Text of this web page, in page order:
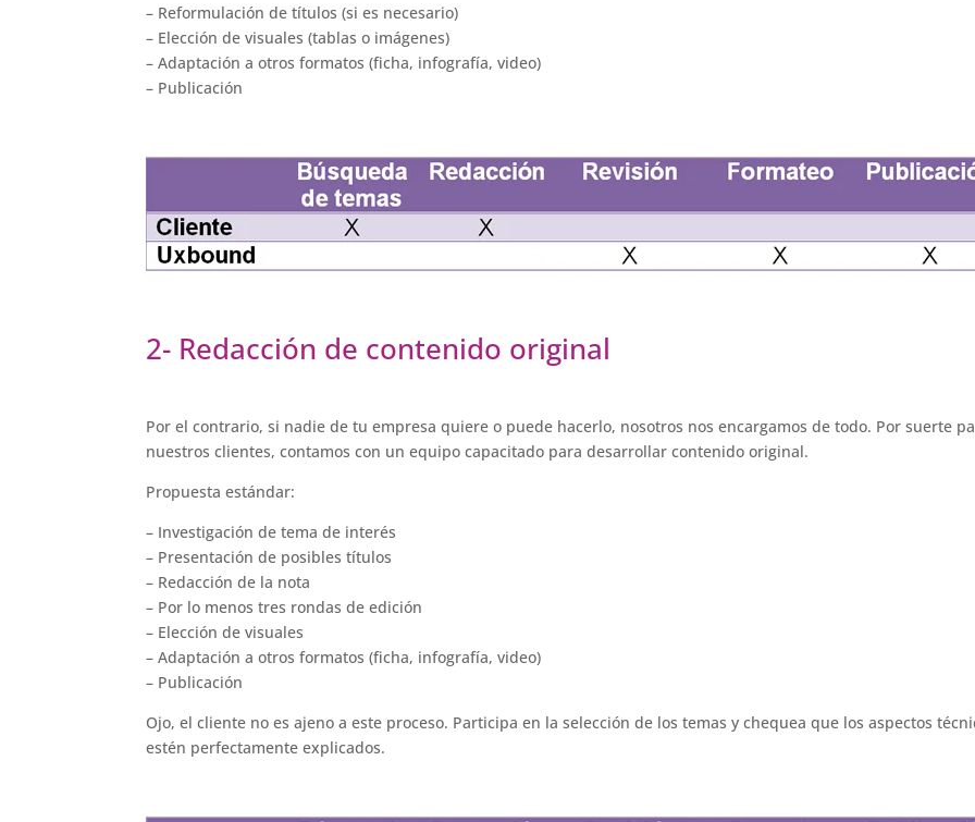
– Reformulación de títulos (si es necesario)
– Elección de visuales (tablas o imágenes)
– Adaptación a otros formatos (ficha, infografía, video)
– Publicación
2- Redacción de contenido original
Por el contrario, si nadie de tu empresa quiere o puede hacerlo, nosotros nos encargamos de todo. Por suerte
nuestros clientes, contamos con un equipo capacitado para desarrollar contenido original.
Propuesta estándar:
– Investigación de tema de interés
– Presentación de posibles títulos
– Redacción de la nota
– Por lo menos tres rondas de edición
– Elección de visuales
– Adaptación a otros formatos (ficha, infografía, video)
– Publicación
Ojo, el cliente no es ajeno a este proceso. Participa en la selección de los temas y chequea que los aspectos
estén perfectamente explicados.